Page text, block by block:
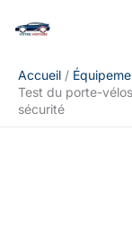
Accueil
Test du porte-
sécurité